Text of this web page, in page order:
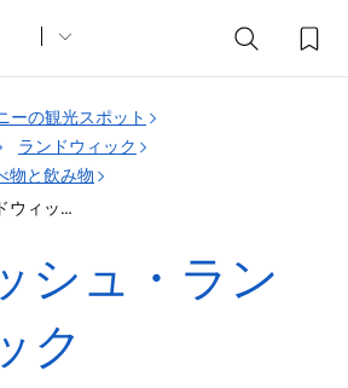
ーの観光スポット
ランドウィック
物と飲み物
カートッシュ・ランドウィック
シュ・ラン
ク